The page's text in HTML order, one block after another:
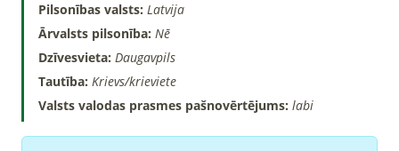
Pilsonības valsts: Latvija
Ārvalsts pilsonība: Nē
Dzīvesvieta: Daugavpils
Tautība: Krievs/krieviete
Valsts valodas prasmes pašnovērtējums: labi